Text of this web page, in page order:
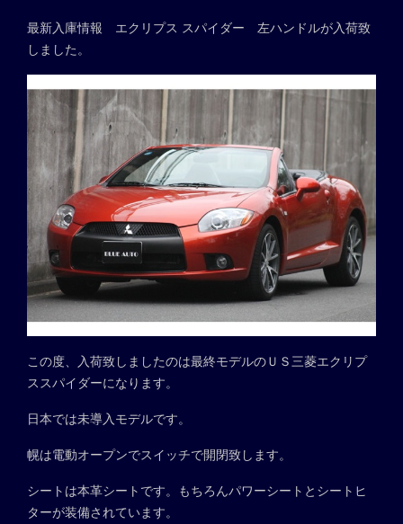
最新入庫情報 エクリプス スパイダー 左ハンドルが入荷致
しました。
この度、入荷致しましたのは最終モデルのＵＳ三菱エクリプ
ススパイダーになります。
日本では未導入モデルです。
幌は電動オープンでスイッチで開閉致します。
シートは本革シートです。もちろんパワーシートとシートヒ
ターが装備されています。